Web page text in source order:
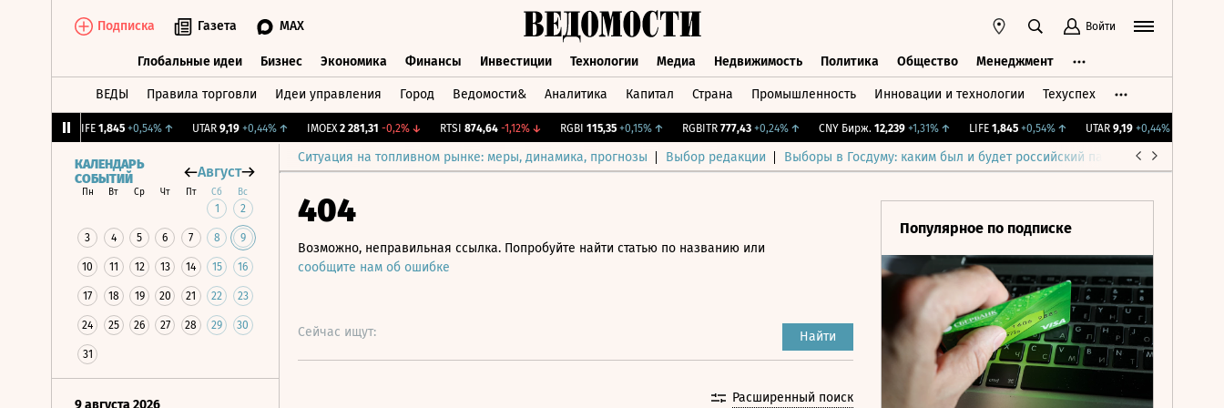
Подписка Газета MAX Войти
Глобальные идеи Бизнес Экономика Финансы Инвестиции Технологии Медиа Недвижимость Политика Общество Менеджмент
ВЕДЫ Правила торговли Идеи управления Город Ведомости& Аналитика Капитал Страна Промышленность Инновации и технологии Техуспех
1,845 +0,54%↑ UTAR 9,19 +0,44%↑ IMOEX 2 281,31 -0,2%↓ RTSI 874,64 -1,12%↓ RGBI 115,35 +0,15%↑ RGBITR 777,43 +0,24%↑ CNY Бирж. 12,239 +1,31%↑ 1,845 +0,54%↑ UTAR 9,19 +0,44%↑
Ситуация на топливном рынке: меры, динамика, прогнозы Выбор редакции Выборы в Госдуму: каким был и будет российский парламент
КАЛЕНДАРЬ
СОБЫТИЙ
Август
Пн Вт Ср Чт Пт Сб Вс
1 2
3 4 5 6 7 8 9
10 11 12 13 14 15 16
17 18 19 20 21 22 23
24 25 26 27 28 29 30
31
9 августа 2026
404
Возможно, неправильная ссылка. Попробуйте найти статью по названию или
сообщите нам об ошибке
Сейчас ищут: Найти
Расширенный поиск
Популярное по подписке